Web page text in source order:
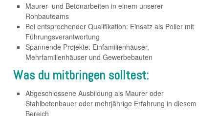
Maurer- und Betonarbeiten in einem unserer
Rohbauteams
Bei entsprechender Qualifikation: Einsatz als Polier mit
Führungsverantwortung
Spannende Projekte: Einfamilienhäuser,
Mehrfamilienhäuser und Gewerbebauten
Was du mitbringen solltest:
Abgeschlossene Ausbildung als Maurer oder
Stahlbetonbauer oder mehrjährige Erfahrung in diesem
Bereich